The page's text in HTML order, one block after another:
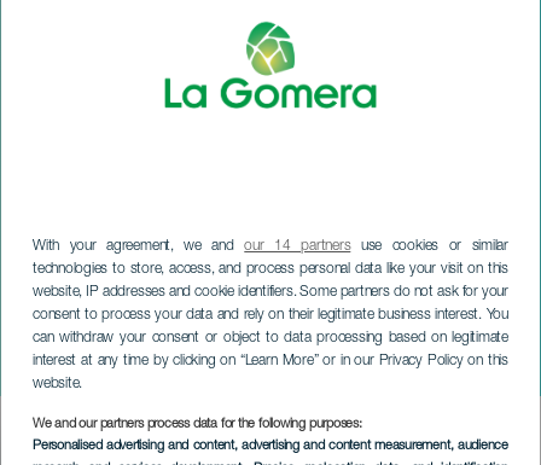
With your agreement, we andour 14 partnersuse cookies or similar
technologies to store, access, and process personal data like your visit on this
website, IP addresses and cookie identifiers. Some partners do not ask for your
consent to process your data and rely on their legitimate business interest. You
can withdraw your consent or object to data processing based on legitimate
interest at any time by clicking on “Learn More” or in our Privacy Policy on this
website.
We and our partners process data for the following purposes:
Personalised advertising and content, advertising and content measurement, audience
Nuit Blanche
LA GOMERA
Imagen
Listado